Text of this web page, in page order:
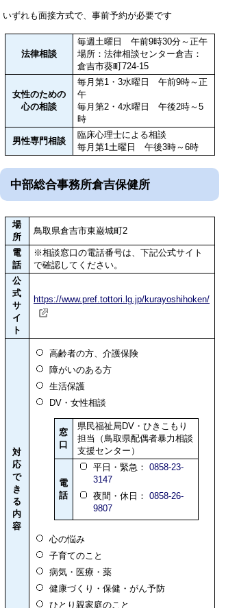
いずれも面接方式で、事前予約が必要です
法律相談
毎週土曜日 午前9時30分～正午
場所：法律相談センター倉吉：
倉吉市葵町724-15
女性のための
心の相談
毎月第1・3水曜日 午前9時～正
午
毎月第2・4水曜日 午後2時～5
時
男性専門相談
臨床心理士による相談
毎月第1土曜日 午後3時～6時
中部総合事務所倉吉保健所
場
所
鳥取県倉吉市東巌城町2
電
話
※相談窓口の電話番号は、下記公式サイト
で確認してください。
公
式
サ
イ
ト
https://www.pref.tottori.lg.jp/kurayoshihoken/
対
応
で
き
る
内
容
高齢者の方、介護保険
障がいのある方
生活保護
DV・女性相談
窓
口
県民福祉局DV・ひきこもり
担当（鳥取県配偶者暴力相談
支援センター）
電
話
平日・緊急： 0858-23-
3147
夜間・休日： 0858-26-
9807
心の悩み
子育てのこと
病気・医療・薬
健康づくり・保健・がん予防
ひとり親家庭のこと